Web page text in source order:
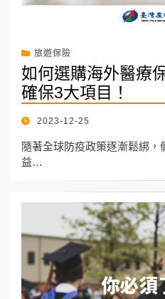
旅遊保險
如何選購海外醫療
確保3大項目！
POSTED
2023-12-25
隨著全球防疫政策逐漸鬆綁，
益…